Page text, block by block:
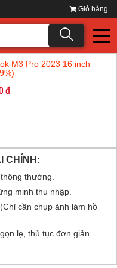
Giỏ hàng
M3 Pro 2023 16 inch
đ
CHÍNH:
thường.
minh thu nhập.
cần chụp ảnh làm hồ
lẹ, thủ tục đơn giản.